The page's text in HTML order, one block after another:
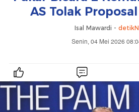
AS Tolak
Isal Mawardi -
Senin, 04 Mei 2026